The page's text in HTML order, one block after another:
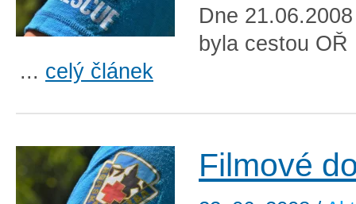
Dne
byla cestou
... celý článek
Filmové